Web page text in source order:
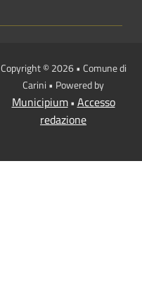
Copyright © 2026 • Comune di
Carini • Powered by
Municipium• Accesso
redazione